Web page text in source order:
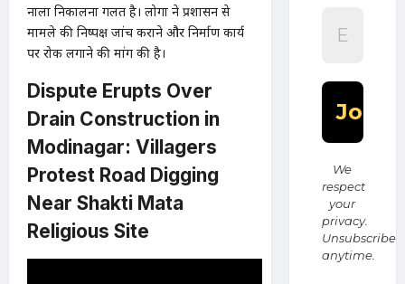
नाला निकालना गलत है। लोगों ने प्रशासन से
मामले की निष्पक्ष जांच कराने और निर्माण कार्य
पर रोक लगाने की मांग की है।
Dispute Erupts Over
Drain Construction in
Modinagar: Villagers
Protest Road Digging
Near Shakti Mata
Religious Site
We
respect
your
privacy.
Unsubscribe
anytime.